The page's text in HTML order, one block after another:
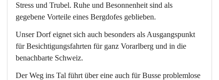
Stress und Trubel. Ruhe und Besonnenheit sind als
gegebene Vorteile eines Bergdofes geblieben.
Unser Dorf eignet sich auch besonders als Ausgangspunkt
für Besichtigungsfahrten für ganz Vorarlberg und in die
benachbarte Schweiz.
Der Weg ins Tal führt über eine auch für Busse problemlose